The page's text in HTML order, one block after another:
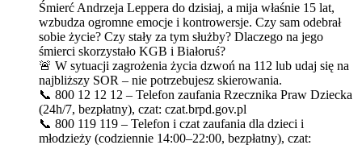
Śmierć Andrzeja Leppera do dzisiaj, a mija właśnie 15 lat,
wzbudza ogromne emocje i kontrowersje. Czy sam odebrał
sobie życie? Czy stały za tym służby? Dlaczego na jego
śmierci skorzystało KGB i Białoruś?
🚨 W sytuacji zagrożenia życia dzwoń na 112 lub udaj się na
najbliższy SOR – nie potrzebujesz skierowania.
📞 800 12 12 12 – Telefon zaufania Rzecznika Praw Dziecka
(24h/7, bezpłatny), czat: czat.brpd.gov.pl
📞 800 119 119 – Telefon i czat zaufania dla dzieci i
młodzieży (codziennie 14:00–22:00, bezpłatny), czat: